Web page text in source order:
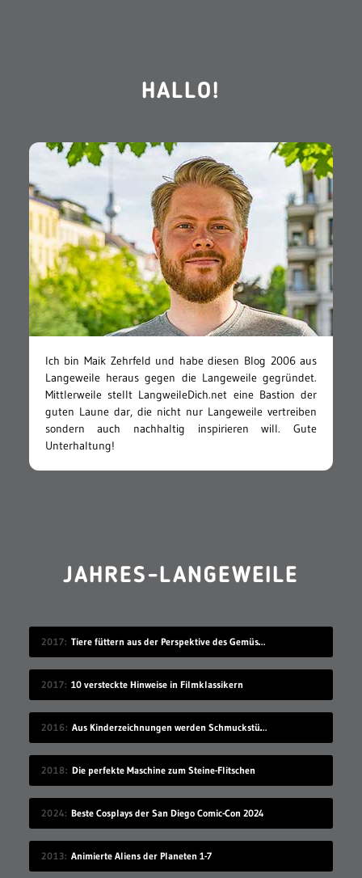
HALLO!
Ich bin Maik Zehrfeld und habe diesen Blog 2006 aus
Langeweile heraus gegen die Langeweile gegründet.
Mittlerweile stellt LangweileDich.net eine Bastion der
guten Laune dar, die nicht nur Langeweile vertreiben
sondern auch nachhaltig inspirieren will. Gute
Unterhaltung!
JAHRES-LANGEWEILE
2017 Tiere füttern aus der Perspektive des Gemüses
2017 10 versteckte Hinweise in Filmklassikern
2016 Aus Kinderzeichnungen werden Schmuckstücke
2018 Die perfekte Maschine zum Steine-Flitschen
2024 Beste Cosplays der San Diego Comic-Con 2024
2013 Animierte Aliens der Planeten 1-7